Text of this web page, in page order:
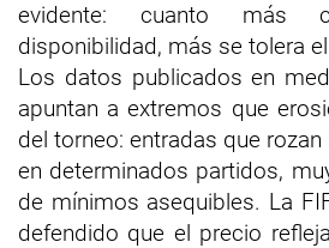
evidente: cuanto más
disponibilidad, más se tolera
Los datos publicados en
apuntan a extremos que
del torneo: entradas que rozan
en determinados partidos,
de mínimos asequibles. La
defendido que el precio